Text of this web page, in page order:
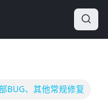
BUG、其他常规修复